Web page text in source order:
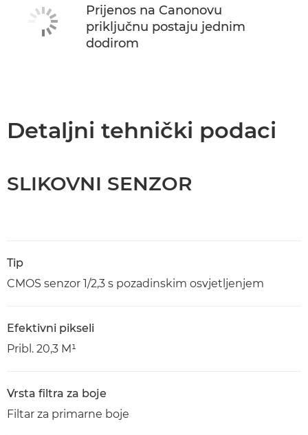
Prijenos na Canonovu
priključnu postaju jednim
dodirom
Detaljni tehnički podaci
SLIKOVNI SENZOR
Tip
CMOS senzor 1/2,3 s pozadinskim osvjetljenjem
Efektivni pikseli
Pribl. 20,3 M¹
Vrsta filtra za boje
Filtar za primarne boje